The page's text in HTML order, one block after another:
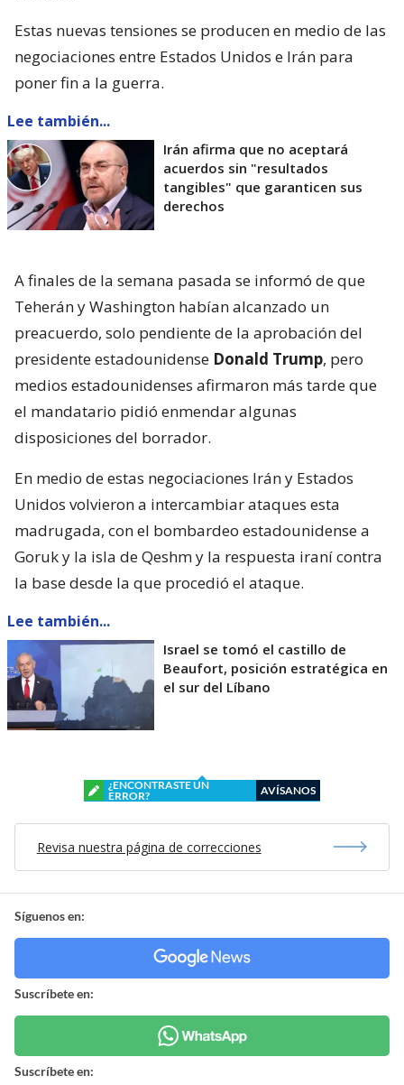
Estas nuevas tensiones se producen en medio de las
negociaciones entre Estados Unidos e Irán para
poner fin a la guerra.
Lee también...
Irán afirma que no aceptará
acuerdos sin "resultados
tangibles" que garanticen sus
derechos
A finales de la semana pasada se informó de que
Teherán y Washington habían alcanzado un
preacuerdo, solo pendiente de la aprobación del
presidente estadounidense Donald Trump, pero
medios estadounidenses afirmaron más tarde que
el mandatario pidió enmendar algunas
disposiciones del borrador.
En medio de estas negociaciones Irán y Estados
Unidos volvieron a intercambiar ataques esta
madrugada, con el bombardeo estadounidense a
Goruk y la isla de Qeshm y la respuesta iraní contra
la base desde la que procedió el ataque.
Lee también...
Israel se tomó el castillo de
Beaufort, posición estratégica en
el sur del Líbano
¿ENCONTRASTE UN
ERROR?
AVÍSANOS
Revisa nuestra página de correcciones
Síguenos en:
Suscríbete en:
Suscríbete en: